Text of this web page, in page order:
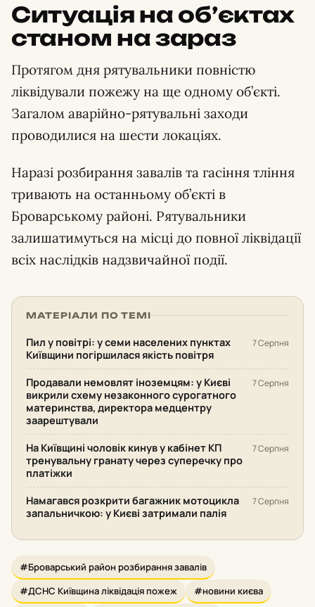
Ситуація на об’єктах
станом на зараз
Протягом дня рятувальники повністю
ліквідували пожежу на ще одному об’єкті.
Загалом аварійно-рятувальні заходи
проводилися на шести локаціях.
Наразі розбирання завалів та гасіння тління
тривають на останньому об’єкті в
Броварському районі. Рятувальники
залишатимуться на місці до повної ліквідації
всіх наслідків надзвичайної події.
МАТЕРІАЛИ ПО ТЕМІ
Пил у повітрі: у семи населених пунктах
Київщини погіршилася якість повітря
7 Серпня
Продавали немовлят іноземцям: у Києві
викрили схему незаконного сурогатного
материнства, директора медцентру
заарештували
7 Серпня
На Київщині чоловік кинув у кабінет КП
тренувальну гранату через суперечку про
платіжки
7 Серпня
Намагався розкрити багажник мотоцикла
запальничкою: у Києві затримали палія
7 Серпня
#Броварський район розбирання завалів
#ДСНС Київщина ліквідація пожеж
#новини києва